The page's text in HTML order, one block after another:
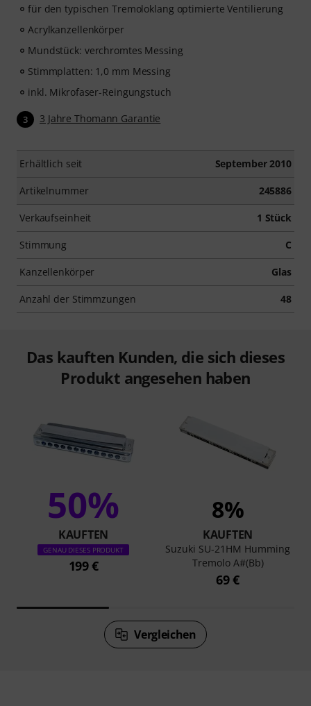
für den typischen Tremoloklang optimierte Ventilierung
Acrylkanzellenkörper
Mundstück: verchromtes Messing
Stimmplatten: 1,0 mm Messing
inkl. Mikrofaser-Reingungstuch
3 3 Jahre Thomann Garantie
Erhältlich seit September 2010
Artikelnummer 245886
Verkaufseinheit 1 Stück
Stimmung C
Kanzellenkörper Glas
Anzahl der Stimmzungen 48
Das kauften Kunden, die sich dieses
Produkt angesehen haben
50%
KAUFTEN
GENAU DIESES PRODUKT
199 €
8%
KAUFTEN
Suzuki SU-21HM Humming
Tremolo A#(Bb)
69 €
Vergleichen